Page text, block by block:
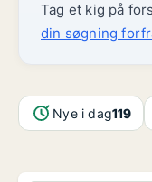
Tag et kig på
din søgning
Nye i dag119